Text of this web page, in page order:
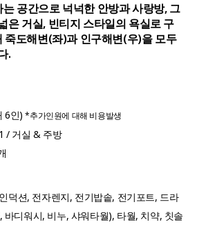
공간으로 넉넉한 안방과 사랑방, 그
은 거실, 빈티지 스타일의 욕실로 구
죽도해변(좌)과 인구해변(우)을 모두
.
6인)*추가인원에 대해 비용발생
/ 거실 & 주방
덕션, 전자렌지, 전기밥솥, 전기포트, 드라
바디워시, 비누, 샤워타월), 타월, 치약, 칫솔